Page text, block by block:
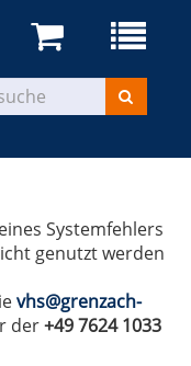
Systemfehlers
genutzt werden
vhs@grenzach-
der+49 7624 1033